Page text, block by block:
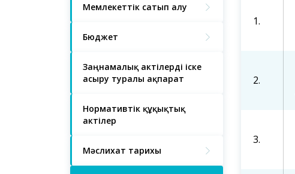
Мемлекеттік сатып алу
Бюджет
Заңнамалық актілерді іске
асыру туралы ақпарат
Нормативтік құқықтық
актілер
Мәслихат тарихы
1.
2.
3.